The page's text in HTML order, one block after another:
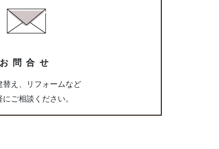
問合せ
替え、リフォームなど
ご相談ください。